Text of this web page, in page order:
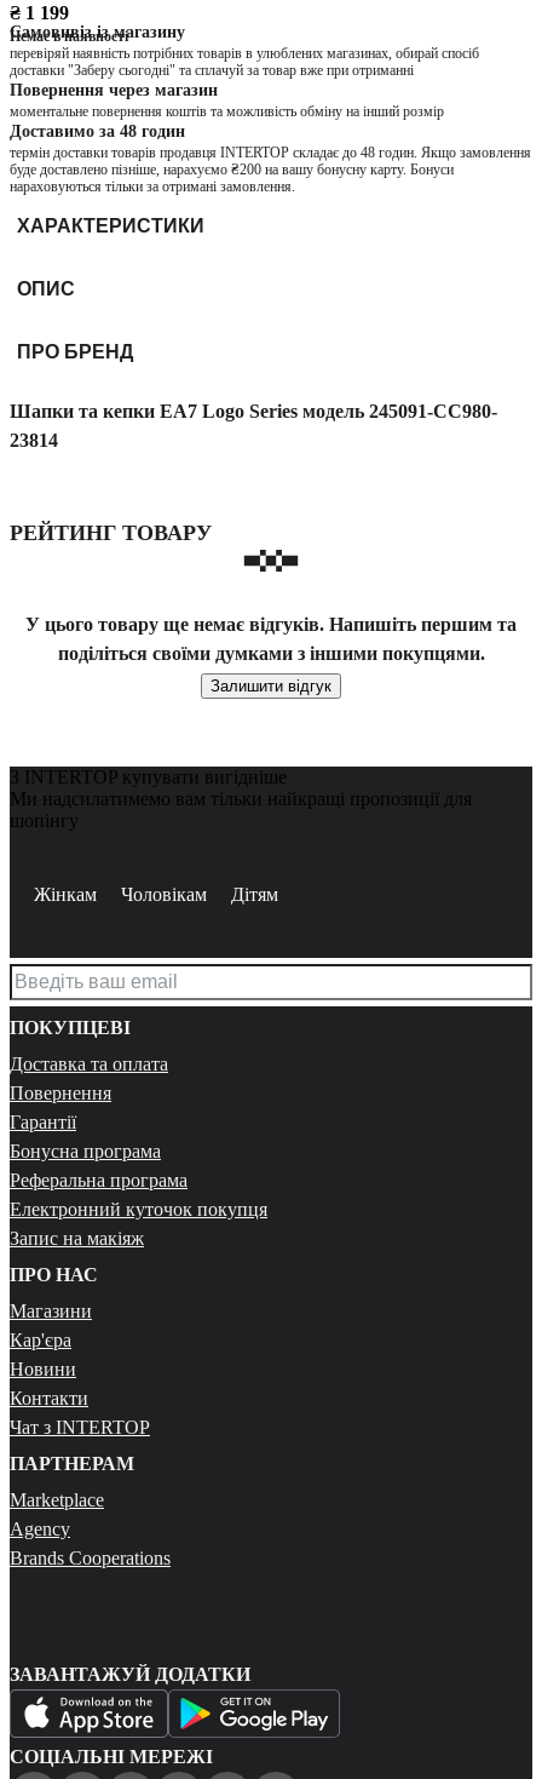
₴ 1 199
Немає в наявності
Самовивіз із магазину
перевіряй наявність потрібних товарів в улюблених магазинах, обирай спосіб
доставки "Заберу сьогодні" та сплачуй за товар вже при отриманні
Повернення через магазин
моментальне повернення коштів та можливість обміну на інший розмір
Доставимо за 48 годин
термін доставки товарів продавця INTERTOP складає до 48 годин. Якщо замовлення
буде доставлено пізніше, нарахуємо ₴200 на вашу бонусну карту. Бонуси
нараховуються тільки за отримані замовлення.
ХАРАКТЕРИСТИКИ
ОПИС
ПРО БРЕНД
Шапки та кепки EA7 Logo Series модель 245091-CC980-
23814
РЕЙТИНГ ТОВАРУ
У цього товару ще немає відгуків. Напишіть першим та
поділіться своїми думками з іншими покупцями.
Залишити відгук
З INTERTOP купувати вигідніше
Ми надсилатимемо вам тільки найкращі пропозиції для
шопінгу
Жінкам Чоловікам Дітям
ПОКУПЦЕВІ
Доставка та оплата
Повернення
Гарантії
Бонусна програма
Реферальна програма
Електронний куточок покупця
Запис на макіяж
ПРО НАС
Магазини
Кар'єра
Новини
Контакти
Чат з INTERTOP
ПАРТНЕРАМ
Marketplace
Agency
Brands Cooperations
ЗАВАНТАЖУЙ ДОДАТКИ
СОЦІАЛЬНІ МЕРЕЖІ